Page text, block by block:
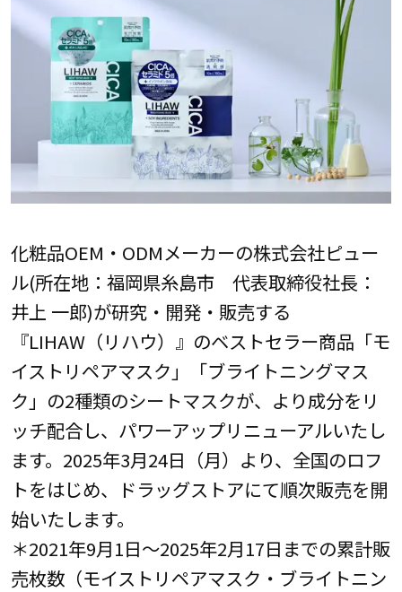
化粧品OEM・ODMメーカーの株式会社ピュー
ル(所在地：福岡県糸島市 代表取締役社長：
井上 一郎)が研究・開発・販売する
『LIHAW（リハウ）』のベストセラー商品「モ
イストリペアマスク」「ブライトニングマス
ク」の2種類のシートマスクが、より成分をリ
ッチ配合し、パワーアップリニューアルいたし
ます。2025年3月24日（月）より、全国のロフ
トをはじめ、ドラッグストアにて順次販売を開
始いたします。
＊2021年9月1日～2025年2月17日までの累計販
売枚数（モイストリペアマスク・ブライトニン